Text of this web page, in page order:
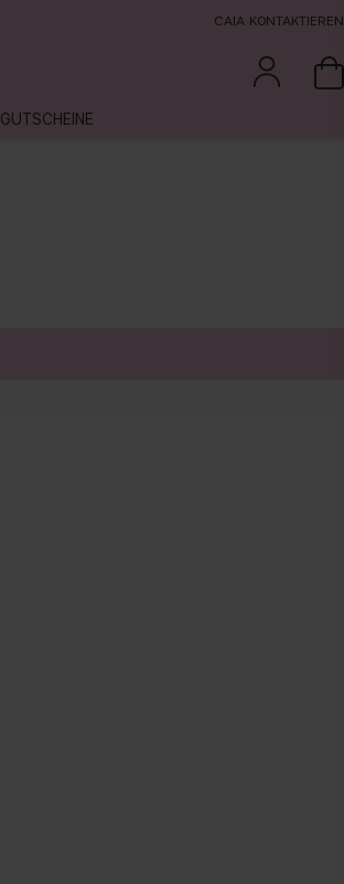
CAIA KONTAKTIEREN
GUTSCHEINE